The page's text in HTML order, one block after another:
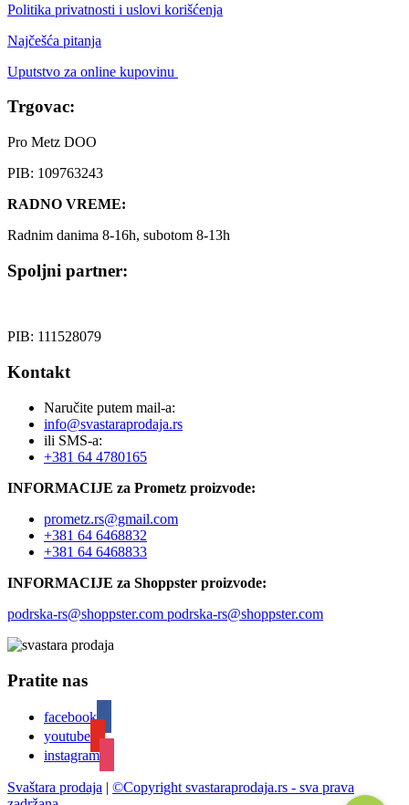
Politika privatnosti i uslovi korišćenja
Najčešća pitanja
Uputstvo za online kupovinu
Trgovac:
Pro Metz DOO
PIB: 109763243
RADNO VREME:
Radnim danima 8-16h, subotom 8-13h
Spoljni partner:
PIB: 111528079
Kontakt
Naručite putem mail-a:
info@svastaraprodaja.rs
ili SMS-a:
+381 64 4780165
INFORMACIJE za Prometz proizvode:
prometz.rs@gmail.com
+381 64 6468832
+381 64 6468833
INFORMACIJE za Shoppster proizvode:
podrska-rs@shoppster.com podrska-rs@shoppster.com
Pratite nas
facebook
youtube
instagram
Svaštara prodaja | ©Copyright svastaraprodaja.rs - sva prava